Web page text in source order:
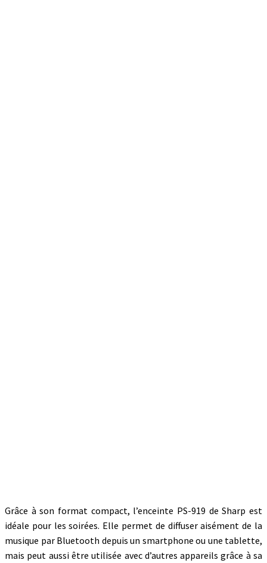
Grâce à son format compact, l’enceinte PS-919 de Sharp est
idéale pour les soirées. Elle permet de diffuser aisément de la
musique par Bluetooth depuis un smartphone ou une tablette,
mais peut aussi être utilisée avec d’autres appareils grâce à sa